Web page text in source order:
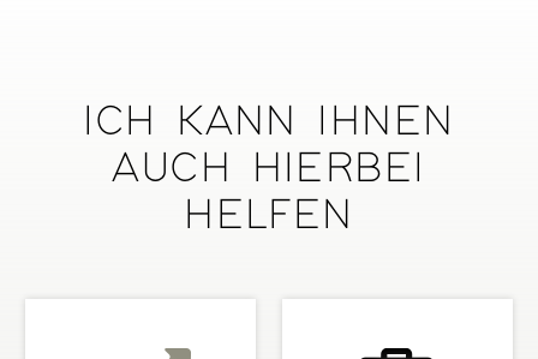
ICH KANN IHNEN
AUCH HIERBEI
HELFEN